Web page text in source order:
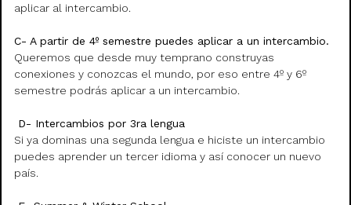
- Universidade do Sul de Santa Catarina
- Facultade de Sao Sebastiao (Fass)
- Pontificia Universidade Católica Do Paraná (PUCSP)
- Universidade de São Paulo
- Universidade Estadual Paulista Julio De Mesquita Filho -
Canadá
- Concordia University
- University of Ottawa
- Hankuk University of Foreign Studies
Ecuador
- Universidad Católica de Santiago de Guayaquil
- Universidad de Cuenca
- Universidad San Francisco de Quito
Egipto
- American University in Cairo
aplicar al intercambio.
C- A partir de 4º semestre puedes aplicar a un intercambio.
Queremos que desde muy temprano construyas
conexiones y conozcas el mundo, por eso entre 4º y 6º
semestre podrás aplicar a un intercambio.
D- Intercambios por 3ra lengua
Si ya dominas una segunda lengua e hiciste un intercambio
puedes aprender un tercer idioma y así conocer un nuevo
país.